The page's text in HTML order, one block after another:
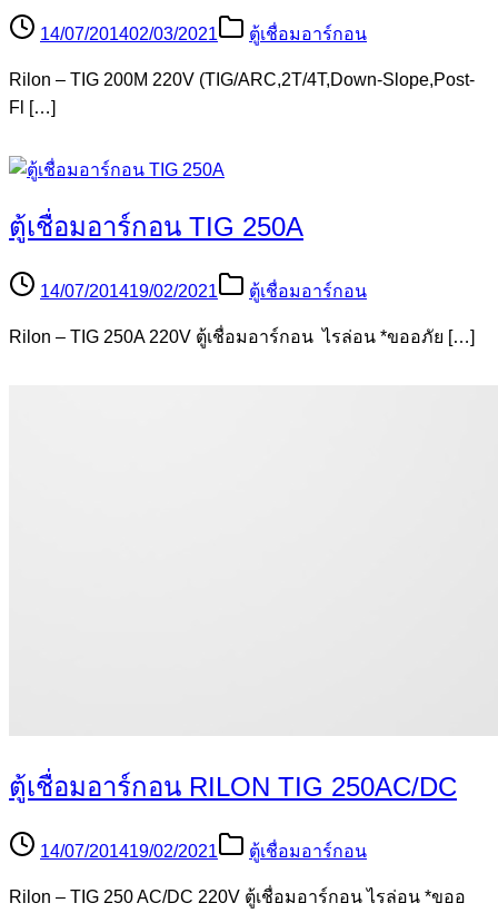
14/07/201402/03/2021 ตู้เชื่อมอาร์กอน
Rilon – TIG 200M 220V (TIG/ARC,2T/4T,Down-Slope,Post-
Fl […]
ตู้เชื่อมอาร์กอน TIG 250A
14/07/201419/02/2021 ตู้เชื่อมอาร์กอน
Rilon – TIG 250A 220V ตู้เชื่อมอาร์กอน ไรล่อน *ขออภัย […]
ตู้เชื่อมอาร์กอน RILON TIG 250AC/DC
14/07/201419/02/2021 ตู้เชื่อมอาร์กอน
Rilon – TIG 250 AC/DC 220V ตู้เชื่อมอาร์กอน ไรล่อน *ขออ